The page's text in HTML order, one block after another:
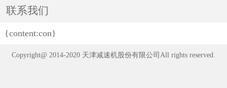
联系我们
{content:con}
Copyright@ 2014-2020 天津减速机股份有限公司All rights reserved.